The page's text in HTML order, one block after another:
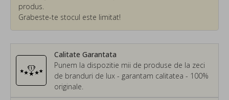
Calitate Garantata
Punem la dispozitie mii de produse de la zeci
de branduri de lux - garantam calitatea - 100%
originale.
produs.
Grabeste-te stocul este limitat!